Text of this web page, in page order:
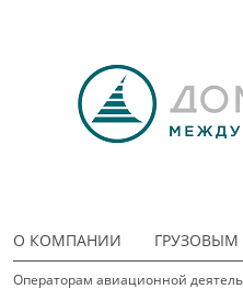
О КОМПАНИИ
Операторам авиационной